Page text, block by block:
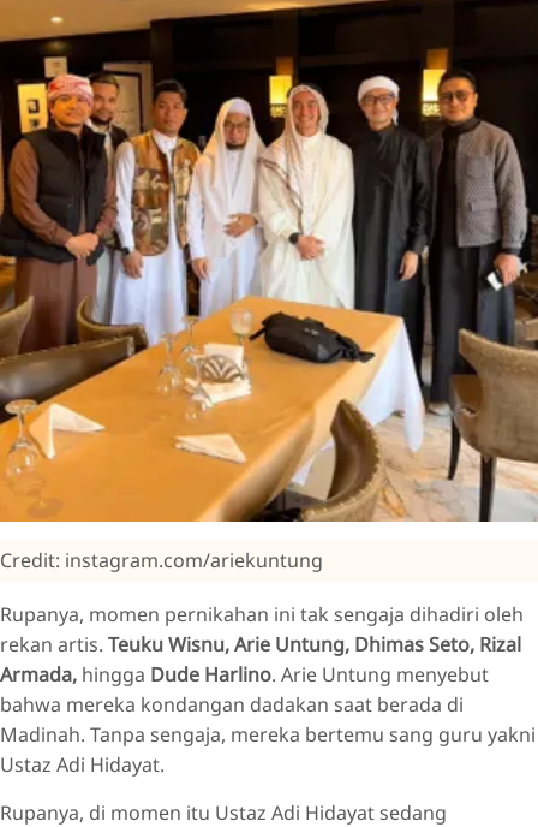
Credit: instagram.com/ariekuntung
Rupanya, momen pernikahan ini tak sengaja dihadiri oleh
rekan artis. Teuku Wisnu, Arie Untung, Dhimas Seto, Rizal
Armada, hingga Dude Harlino. Arie Untung menyebut
bahwa mereka kondangan dadakan saat berada di
Madinah. Tanpa sengaja, mereka bertemu sang guru yakni
Ustaz Adi Hidayat.
Rupanya, di momen itu Ustaz Adi Hidayat sedang